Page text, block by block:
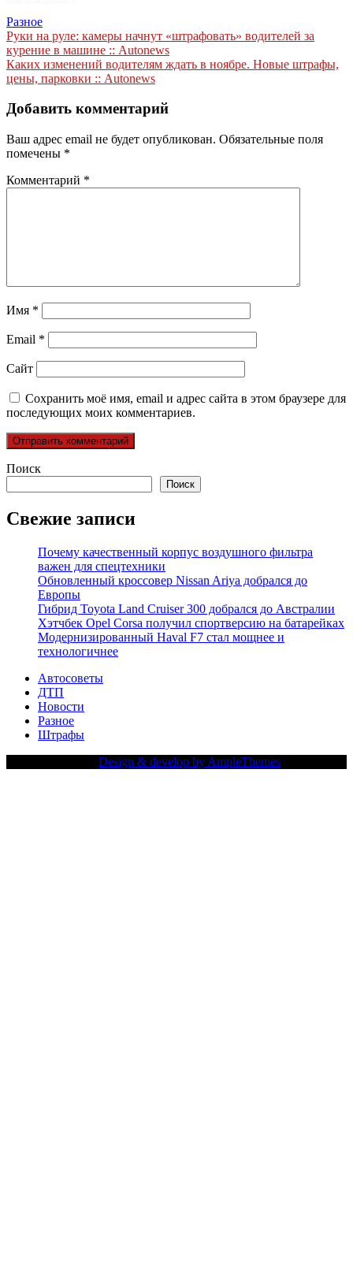
Разное
Навигация
по
записям
Руки на руле: камеры начнут «штрафовать» водителей за
курение в машине :: Autonews
Каких изменений водителям ждать в ноябре. Новые штрафы,
цены, парковки :: Autonews
Добавить комментарий
Ваш адрес email не будет опубликован. Обязательные поля
помечены *
Комментарий *
Имя *
Email *
Сайт
Сохранить моё имя, email и адрес сайта в этом браузере для
последующих моих комментариев.
Поиск
Поиск
Свежие записи
Почему качественный корпус воздушного фильтра
важен для спецтехники
Обновленный кроссовер Nissan Ariya добрался до
Европы
Гибрид Toyota Land Cruiser 300 добрался до Австралии
Хэтчбек Opel Corsa получил спортверсию на батарейках
Модернизированный Haval F7 стал мощнее и
технологичнее
Автосоветы
ДТП
Новости
Разное
Штрафы
Design & develop by AmpleThemes